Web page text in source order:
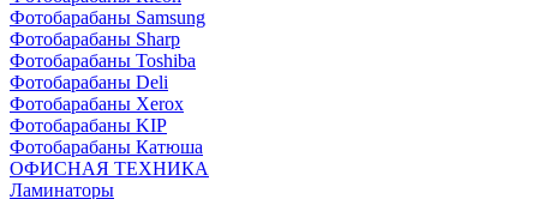
Фотобарабаны Samsung
Фотобарабаны Sharp
Фотобарабаны Toshiba
Фотобарабаны Deli
Фотобарабаны Xerox
Фотобарабаны KIP
Фотобарабаны Катюша
ОФИСНАЯ ТЕХНИКА
Ламинаторы